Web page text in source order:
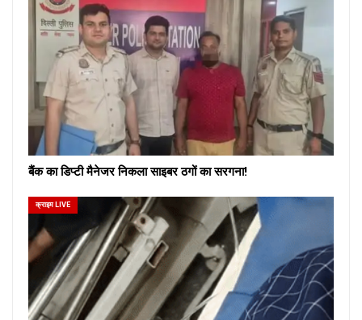
बैंक का डिप्टी मैनेजर निकला साइबर ठगों का सरगना!
क्राइम LIVE